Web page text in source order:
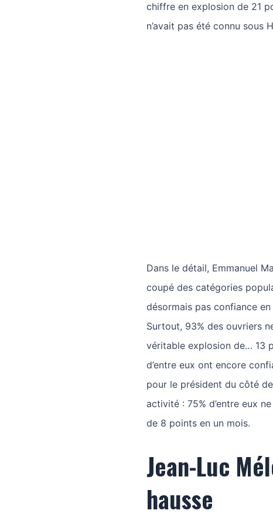
chiffre en explosion de 21
n’avait pas été connu sous
Dans le détail, Emmanuel
coupé des catégories
désormais pas confiance
Surtout, 93% des ouvriers
véritable explosion de… 13
d’entre eux ont encore
pour le président du côté
activité : 75% d’entre eux
de 8 points en un mois.
Jean-Luc
hausse